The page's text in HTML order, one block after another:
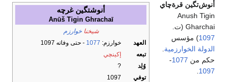
أنوشتگين غرچه
Anūš Tigin Ghrachaī
شيخنا خوارزم
العهد
خوارزم: 1077 - حتى وفاته 1097
تبعه
إكينچي
وُلِد
?
توفي
1097
أنوش‌تگين قرةچاي
Anush Tigin
Gharchai (ت.
1097) مؤسس
الدولة الخوارزمية
حكم من 1077
-
1097